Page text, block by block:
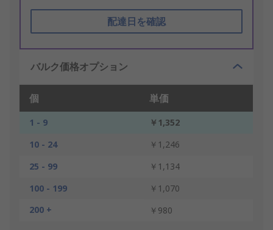
配達日を確認
バルク価格オプション
個 単価
1 - 9
￥1,352
10 - 24
￥1,246
25 - 99
￥1,134
100 - 199
￥1,070
200 +
￥980